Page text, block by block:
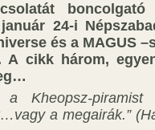
boncolgató
24-i
és a MAGUS
A cikk három,
Kheopsz-piramist
a megairák.”